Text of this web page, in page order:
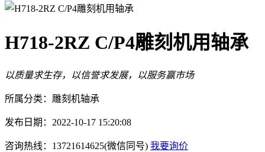
H718-2RZ C/P4雕刻机用轴承
以质量求生存，以信誉求发展，以服务赢市场
所属分类：雕刻机轴承
发布日期：2022-10-17 15:20:08
咨询热线：13721614625(微信同号) 我要询价